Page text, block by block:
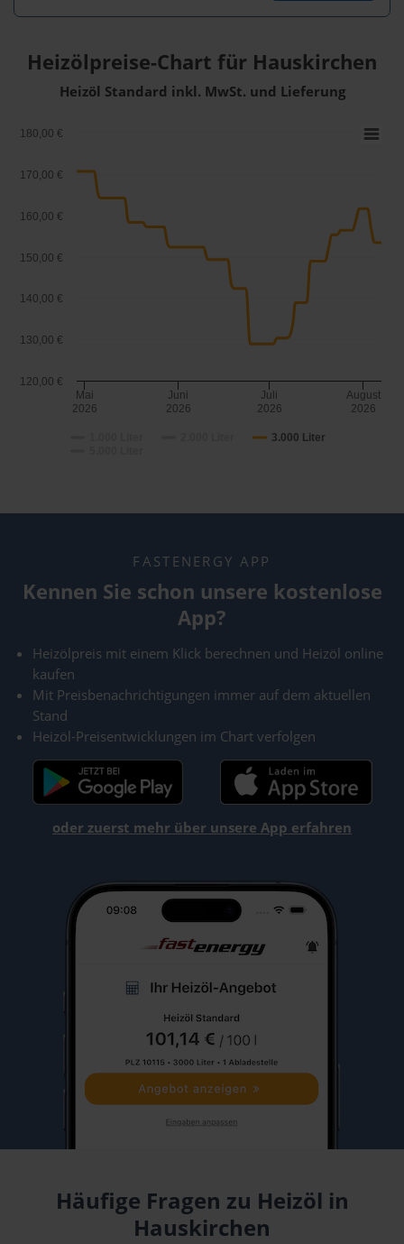
Heizölpreise-Chart für Hauskirchen
Heizöl Standard inkl. MwSt. und Lieferung
3.000 Liter
Mai
2026
Juni
2026
Juli
2026
August
2026
120,00 €
130,00 €
140,00 €
150,00 €
160,00 €
170,00 €
180,00 €
FASTENERGY APP
Kennen Sie schon unsere kostenlose
App?
Heizölpreis mit einem Klick berechnen und Heizöl online
kaufen
Mit Preisbenachrichtigungen immer auf dem aktuellen
Stand
Heizöl-Preisentwicklungen im Chart verfolgen
oder zuerst mehr über unsere App erfahren
Häufige Fragen zu Heizöl in
Hauskirchen